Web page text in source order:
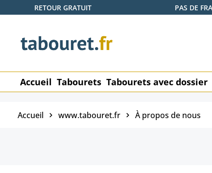
au contenu principal
Passer à la recherche
Passer à la navigation principale
RETOUR GRATUIT PAS DE
Accueil Tabourets Tabourets avec dossier
Accueil www.tabouret.fr À propos de nous